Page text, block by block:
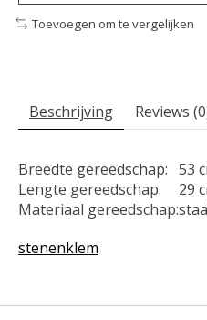
Toevoegen om te vergelijken
Beschrijving Reviews
Breedte gereedschap: 53
Lengte gereedschap:
29
Materiaal gereedschap:
stenenklem